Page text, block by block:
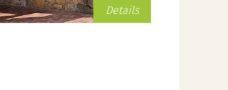
Details